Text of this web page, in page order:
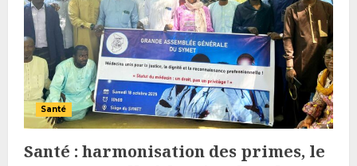
Santé
Santé : harmonisation des primes, le